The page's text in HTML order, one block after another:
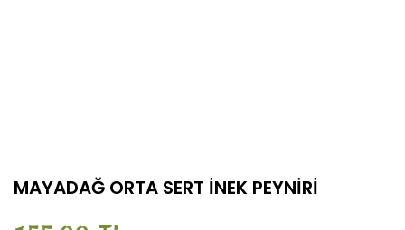
MAYADAĞ ORTA SERT İNEK PEYNİRİ